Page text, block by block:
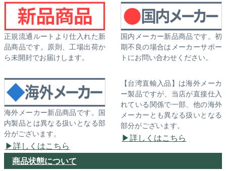
正規流通ルートより仕入れた新
品商品です。原則、工場出荷か
ら未開封でお届けします。
国内メーカー新品商品です。初
期不良の場合はメーカーサポー
トにお問い合わせください。
海外メーカー新品商品です。国
内製品とは異なる扱いとなる部
分がございます。
詳しくはこちら
【台湾直輸入品】は海外メーカ
ー製品ですが、当店が直接仕入
れている関係で一部、他の海外
メーカーとも異なる扱いとなる
部分がございます。
詳しくはこちら
商品状態について